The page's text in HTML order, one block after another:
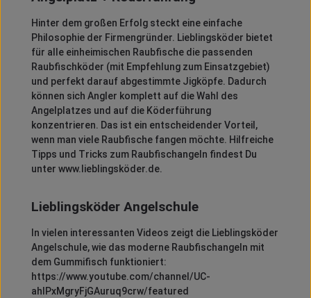
Hinter dem großen Erfolg steckt eine einfache
Philosophie der Firmengründer. Lieblingsköder bietet
für alle einheimischen Raubfische die passenden
Raubfischköder (mit Empfehlung zum Einsatzgebiet)
und perfekt darauf abgestimmte Jigköpfe. Dadurch
können sich Angler komplett auf die Wahl des
Angelplatzes und auf die Köderführung
konzentrieren. Das ist ein entscheidender Vorteil,
wenn man viele Raubfische fangen möchte. Hilfreiche
Tipps und Tricks zum Raubfischangeln findest Du
unter www.lieblingsköder.de.
Lieblingsköder Angelschule
In vielen interessanten Videos zeigt die Lieblingsköder
Angelschule, wie das moderne Raubfischangeln mit
dem Gummifisch funktioniert:
https://www.youtube.com/channel/UC-
ahIPxMgryFjGAuruq9crw/featured